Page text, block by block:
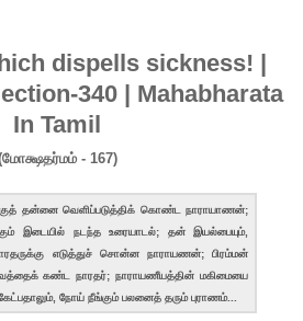
dispells sickness! |
340 | Mahabharata
In Tamil
- 167)
தன்னை வெளிப்படுத்திக் கொண்ட நாராயாணன்;
இடையில் நடந்த உரையாடல்; தன் இயல்பையும்,
எடுத்துச் சொன்ன நாராயணன்; பிரம்மன்
கண்ட நாரதர்; நாராயணீயத்தின் மகிமையை
நோய் நீங்கும் பலனைத் தரும் புராணம்...